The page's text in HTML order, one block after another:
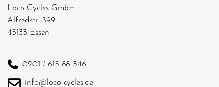
Loco Cycles GmbH
Alfredstr. 399
45133 Essen
0201 / 615 88 346
info@loco-cycles.de